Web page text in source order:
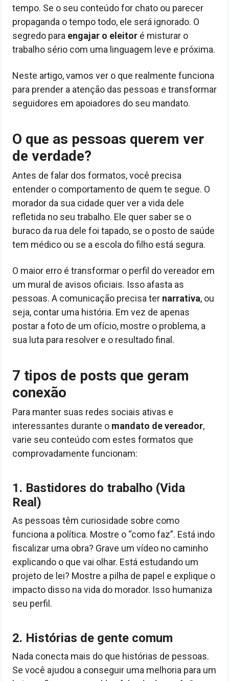
tempo. Se o seu conteúdo for chato ou parecer
propaganda o tempo todo, ele será ignorado. O
segredo para engajar o eleitor é misturar o
trabalho sério com uma linguagem leve e próxima.
Neste artigo, vamos ver o que realmente funciona
para prender a atenção das pessoas e transformar
seguidores em apoiadores do seu mandato.
O que as pessoas querem ver
de verdade?
Antes de falar dos formatos, você precisa
entender o comportamento de quem te segue. O
morador da sua cidade quer ver a vida dele
refletida no seu trabalho. Ele quer saber se o
buraco da rua dele foi tapado, se o posto de saúde
tem médico ou se a escola do filho está segura.
O maior erro é transformar o perfil do vereador em
um mural de avisos oficiais. Isso afasta as
pessoas. A comunicação precisa ter narrativa, ou
seja, contar uma história. Em vez de apenas
postar a foto de um ofício, mostre o problema, a
sua luta para resolver e o resultado final.
7 tipos de posts que geram
conexão
Para manter suas redes sociais ativas e
interessantes durante o mandato de vereador,
varie seu conteúdo com estes formatos que
comprovadamente funcionam:
1. Bastidores do trabalho (Vida
Real)
As pessoas têm curiosidade sobre como
funciona a política. Mostre o “como faz”. Está indo
fiscalizar uma obra? Grave um vídeo no caminho
explicando o que vai olhar. Está estudando um
projeto de lei? Mostre a pilha de papel e explique o
impacto disso na vida do morador. Isso humaniza
seu perfil.
2. Histórias de gente comum
Nada conecta mais do que histórias de pessoas.
Se você ajudou a conseguir uma melhoria para um